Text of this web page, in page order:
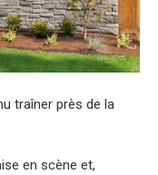
traîner près de la
en scène et,